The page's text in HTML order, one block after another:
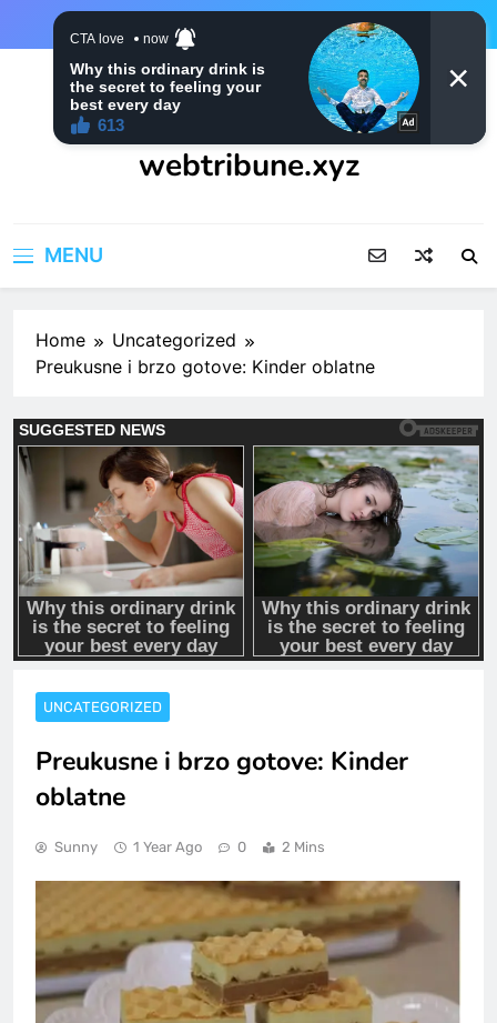
webtribune.xyz
MENU
Home
Uncategorized
Preukusne i brzo gotove: Kinder oblatne
UNCATEGORIZED
Preukusne i brzo gotove: Kinder
oblatne
Sunny 1 Year Ago 0 2 Mins